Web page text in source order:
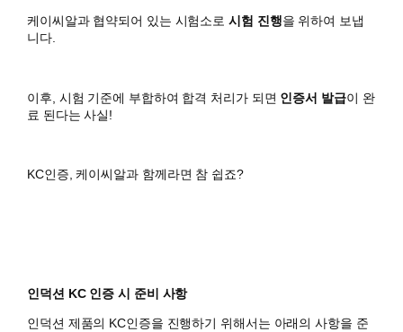
케이씨알과 협약되어 있는 시험소로시험 진행을 위하여 보냅
니다.
이후, 시험 기준에 부합하여 합격 처리가 되면 인증서 발급이 완
료 된다는 사실!
KC인증, 케이씨알과 함께라면 참 쉽죠?
인덕션 KC 인증 시 준비 사항
인덕션 제품의 KC인증을 진행하기 위해서는 아래의 사항을 준